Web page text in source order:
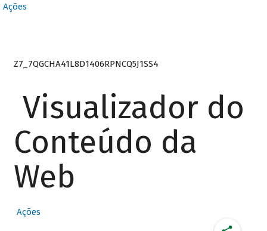
Ações
Z7_7QGCHA41L8D1406RPNCQ5J1SS4
Visualizador do
Conteúdo da
Web
Ações